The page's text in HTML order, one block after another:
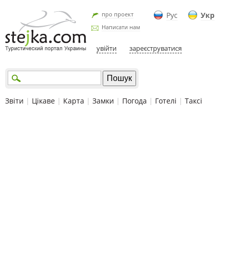
Рус Укр
про проект
Написати нам
увійти зареєструватися
Звіти | Цікаве | Карта | Замки | Погода | Готелі | Таксі